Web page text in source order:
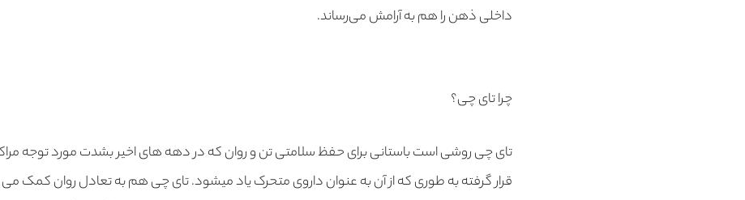
داخلی ذهن را هم به آرامش می‌رساند.
چرا تای چی؟
تای چی روشی است باستانی برای حفظ سلامتی تن و روان که در دهه های اخیر بشدت مورد توجه
قرار گرفته به طوری که از آن به عنوان داروی متحرک یاد میشود. تای چی هم به تعادل روان کمک